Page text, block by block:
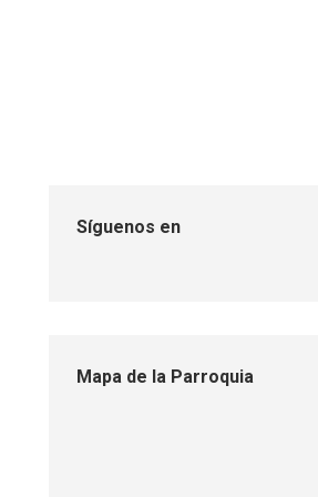
Síguenos en
Mapa de la Parroquia